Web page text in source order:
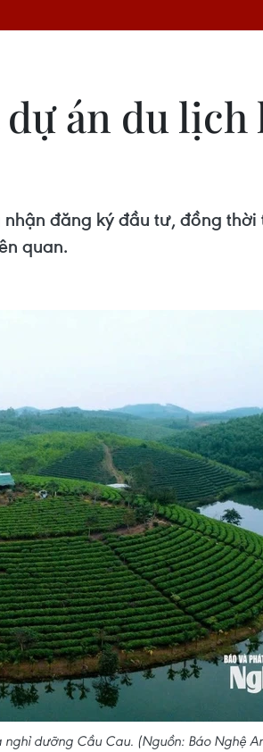
án du lịch
đăng ký đầu tư, đồng
quan.
nghỉ dưỡng Cầu Cau. (Nguồn: Báo Nghệ